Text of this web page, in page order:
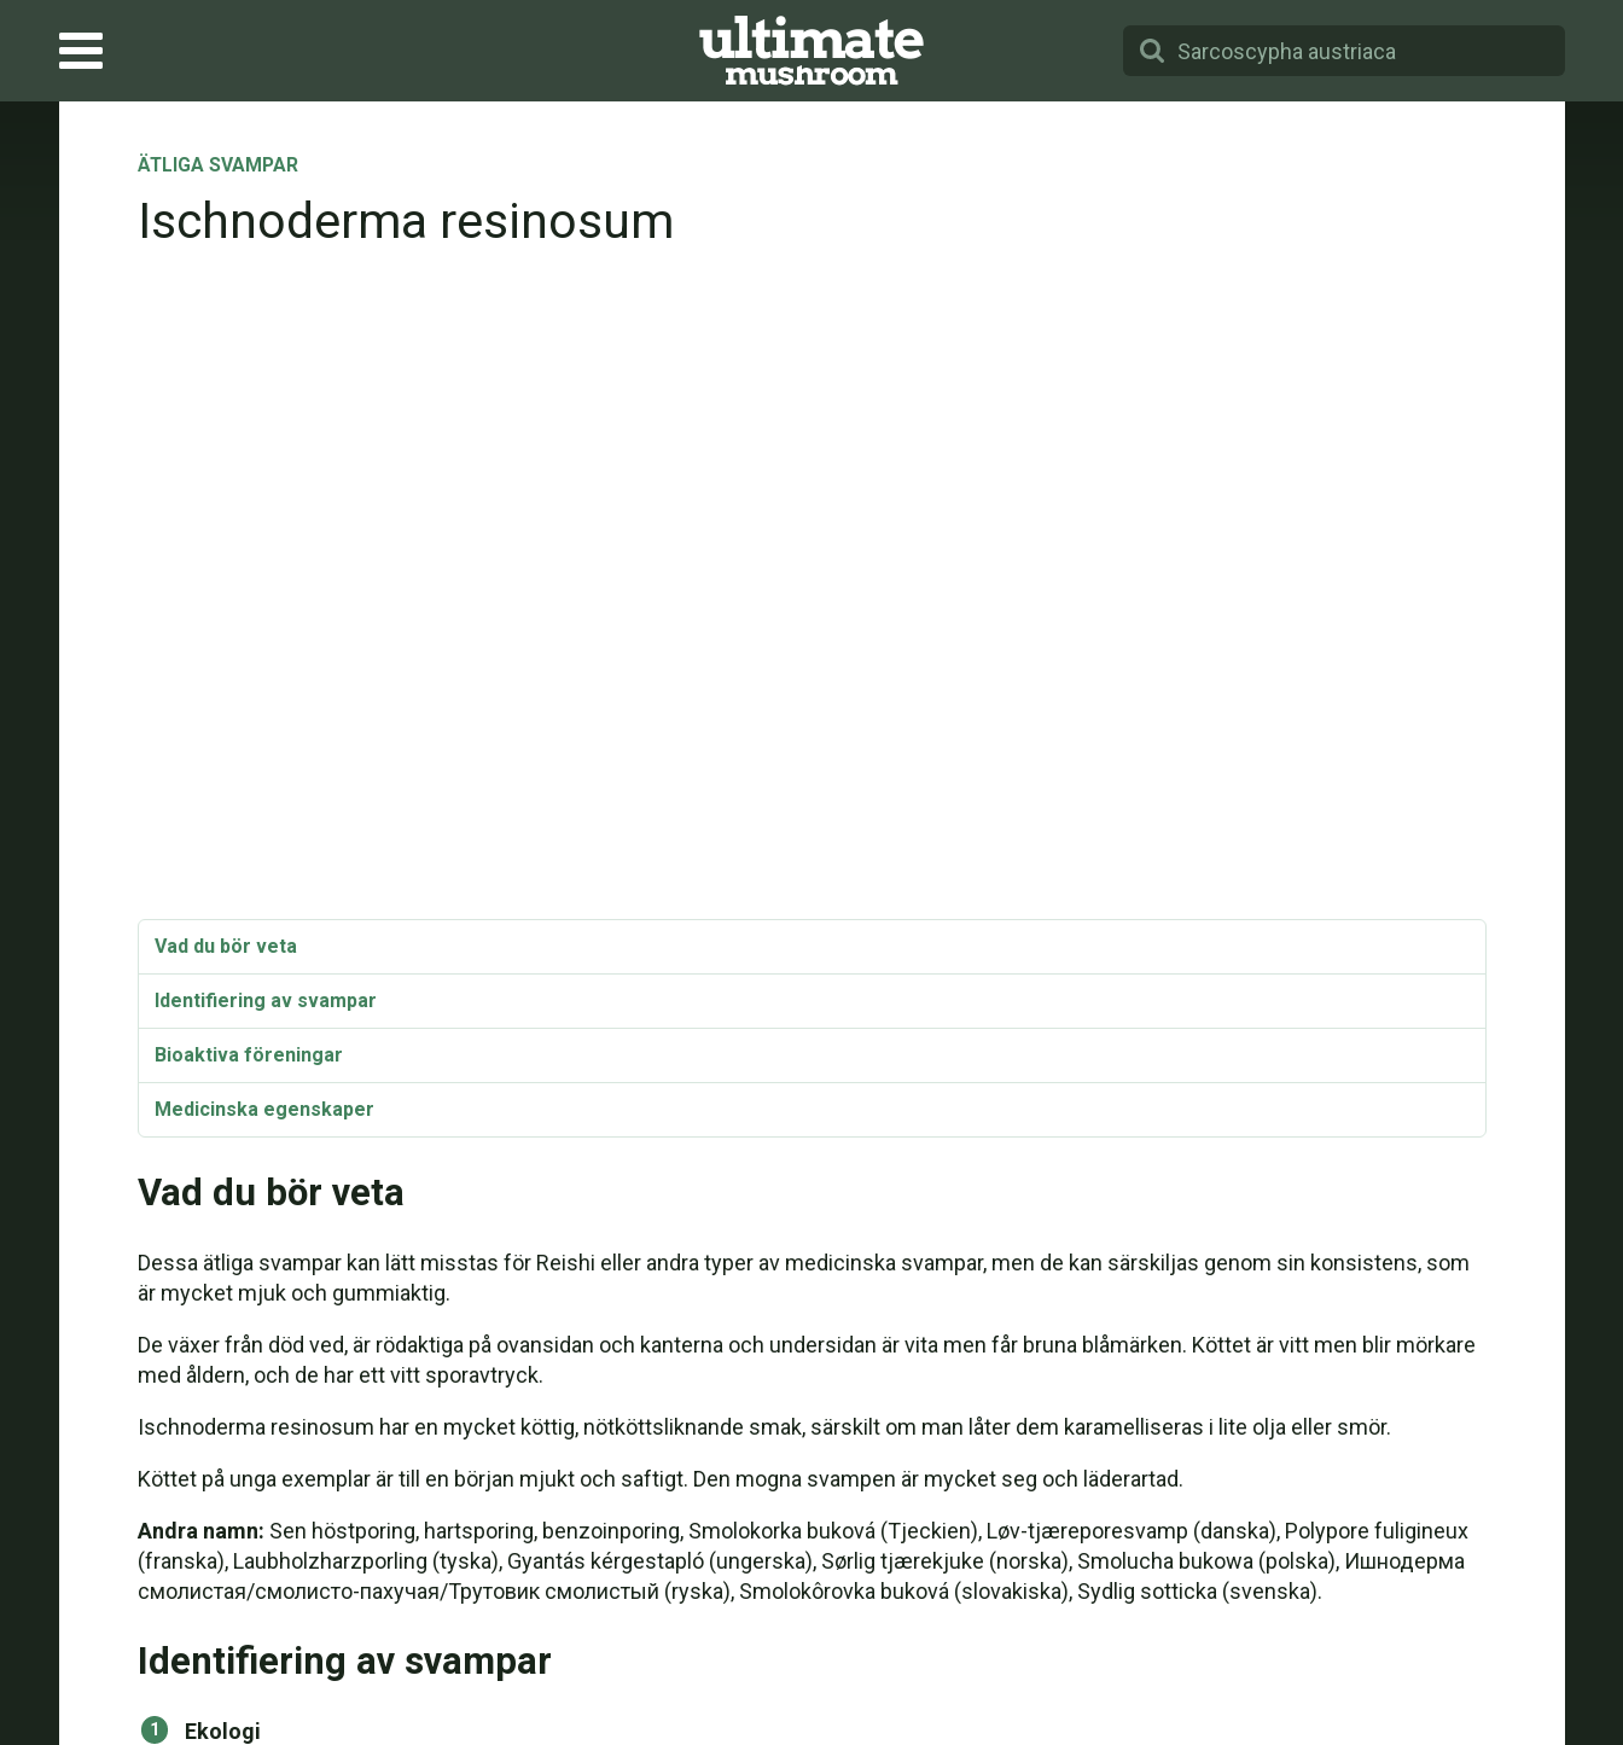
ÄTLIGA SVAMPAR
Ischnoderma resinosum
Vad du bör veta
Identifiering av svampar
Bioaktiva föreningar
Medicinska egenskaper
Recept: Konservering av Ischnoderma-svamp
Vad du bör veta
Dessa ätliga svampar kan lätt misstas för Reishi eller andra typer av medicinska svampar, men de kan särskiljas genom sin konsistens, som
är mycket mjuk och gummiaktig.
De växer från död ved, är rödaktiga på ovansidan och kanterna och undersidan är vita men får bruna blåmärken. Köttet är vitt men blir mörkare
med åldern, och de har ett vitt sporavtryck.
Ischnoderma resinosum har en mycket köttig, nötköttsliknande smak, särskilt om man låter dem karamelliseras i lite olja eller smör.
Köttet på unga exemplar är till en början mjukt och saftigt. Den mogna svampen är mycket seg och läderartad.
Andra namn: Sen höstporing, hartsporing, benzoinporing, Smolokorka buková (Tjeckien), Løv-tjæreporesvamp (danska), Polypore fuligineux
(franska), Laubholzharzporling (tyska), Gyantás kérgestapló (ungerska), Sørlig tjærekjuke (norska), Smolucha bukowa (polska), Ишнодерма
смолистая/смолисто-пахучая/Трутовик смолистый (ryska), Smolokôrovka buková (slovakiska), Sydlig sotticka (svenska).
Identifiering av svampar
Ekologi